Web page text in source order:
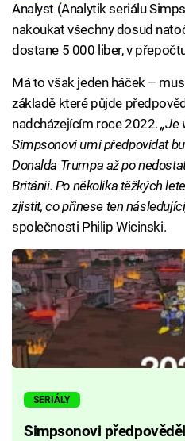
Analyst (Analytik seriálu
nakoukat všechny dosud
dostane 5 000 liber, v
Má to však jeden háček –
základě které půjde
nadcházejícím roce 2022.„Je
Simpsonovi umí předpovídat
Donalda Trumpa až po
Británii. Po několika těžkých
zjistit, co přinese ten
společnosti Philip Wicinski.
SERIÁLY
Simpsonovi